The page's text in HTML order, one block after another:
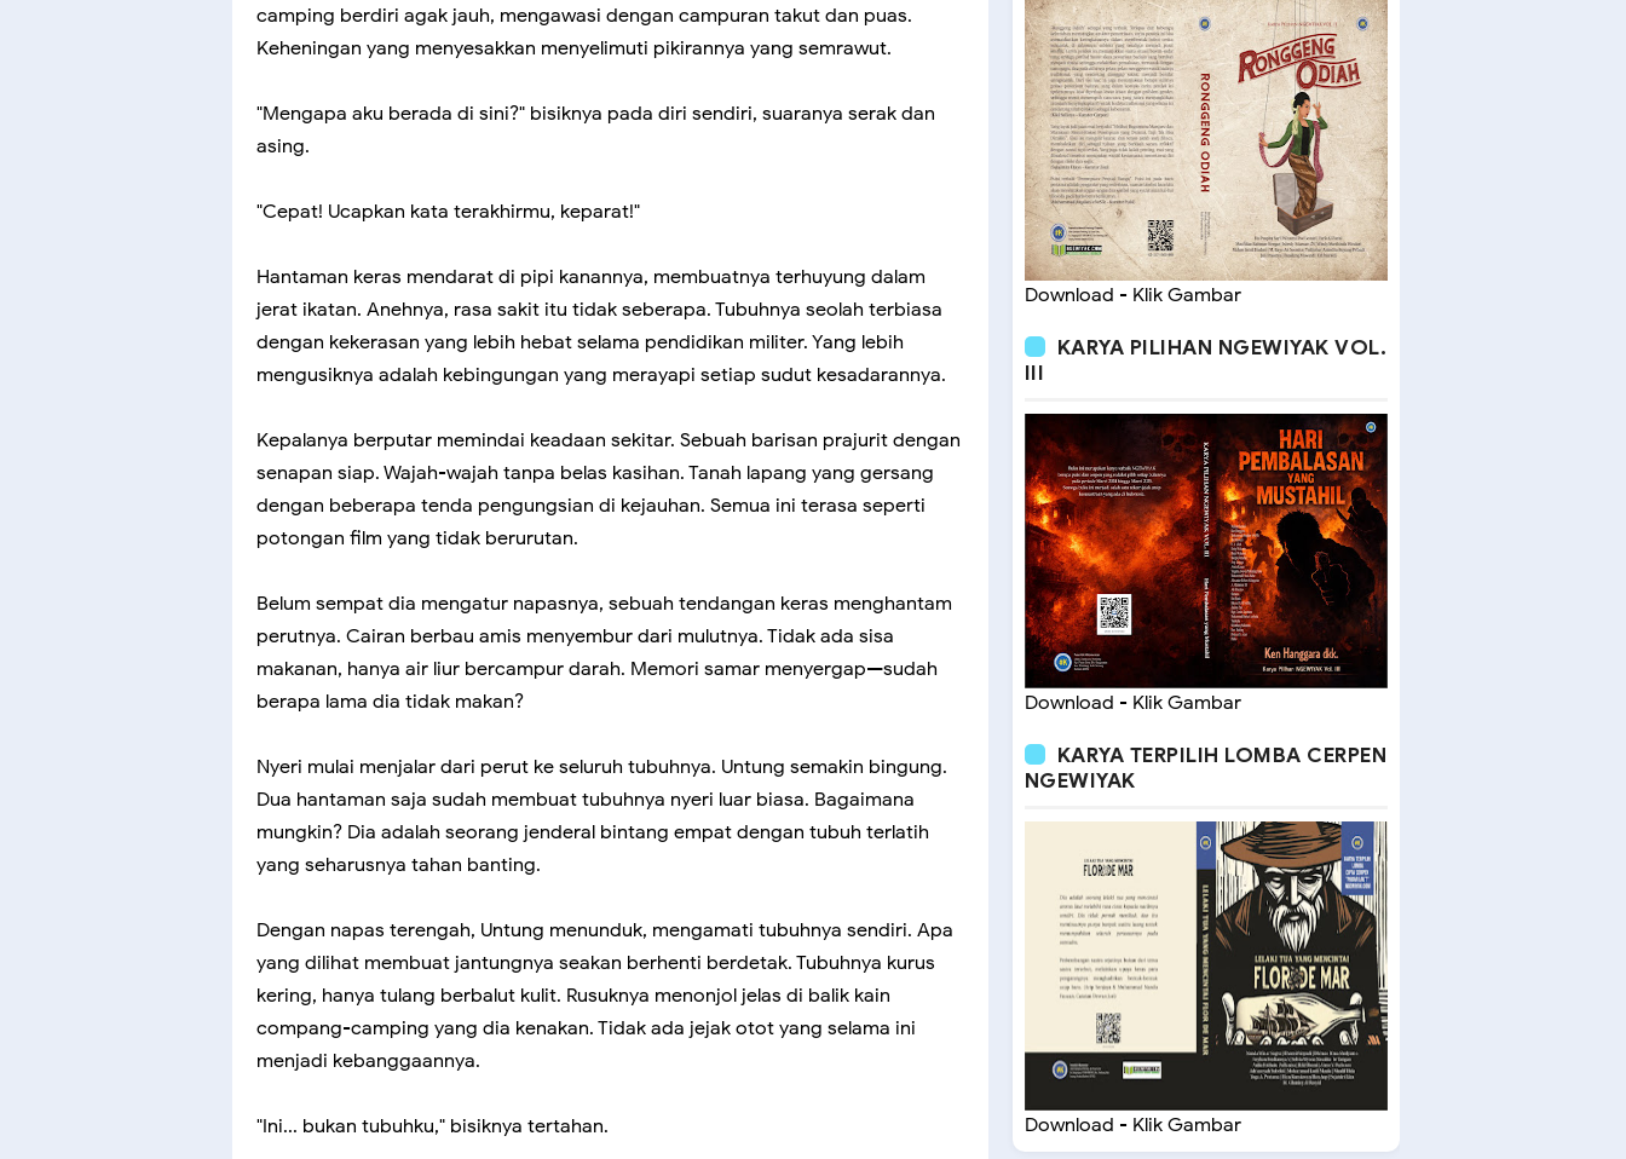
camping berdiri agak jauh, mengawasi dengan campuran takut dan puas.
Keheningan yang menyesakkan menyelimuti pikirannya yang semrawut.
"Mengapa aku berada di sini?" bisiknya pada diri sendiri, suaranya serak dan
asing.
"Cepat! Ucapkan kata terakhirmu, keparat!"
Hantaman keras mendarat di pipi kanannya, membuatnya terhuyung dalam
jerat ikatan. Anehnya, rasa sakit itu tidak seberapa. Tubuhnya seolah terbiasa
dengan kekerasan yang lebih hebat selama pendidikan militer. Yang lebih
mengusiknya adalah kebingungan yang merayapi setiap sudut kesadarannya.
Kepalanya berputar memindai keadaan sekitar. Sebuah barisan prajurit dengan
senapan siap. Wajah-wajah tanpa belas kasihan. Tanah lapang yang gersang
dengan beberapa tenda pengungsian di kejauhan. Semua ini terasa seperti
potongan film yang tidak berurutan.
Belum sempat dia mengatur napasnya, sebuah tendangan keras menghantam
perutnya. Cairan berbau amis menyembur dari mulutnya. Tidak ada sisa
makanan, hanya air liur bercampur darah. Memori samar menyergap—sudah
berapa lama dia tidak makan?
Nyeri mulai menjalar dari perut ke seluruh tubuhnya. Untung semakin bingung.
Dua hantaman saja sudah membuat tubuhnya nyeri luar biasa. Bagaimana
mungkin? Dia adalah seorang jenderal bintang empat dengan tubuh terlatih
yang seharusnya tahan banting.
Dengan napas terengah, Untung menunduk, mengamati tubuhnya sendiri. Apa
yang dilihat membuat jantungnya seakan berhenti berdetak. Tubuhnya kurus
kering, hanya tulang berbalut kulit. Rusuknya menonjol jelas di balik kain
compang-camping yang dia kenakan. Tidak ada jejak otot yang selama ini
menjadi kebanggaannya.
"Ini... bukan tubuhku," bisiknya tertahan.
Download - Klik Gambar
KARYA PILIHAN NGEWIYAK VOL.
III
Download - Klik Gambar
KARYA TERPILIH LOMBA CERPEN
NGEWIYAK
Download - Klik Gambar